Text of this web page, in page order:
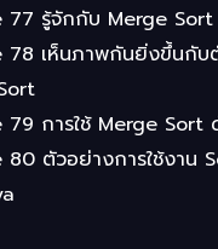
77 รู้จักกับ Merge Sort
78 เห็นภาพกันยิ่งขึ้นกับ
79 การใช้ Merge Sort
80 ตัวอย่างการใช้งาน